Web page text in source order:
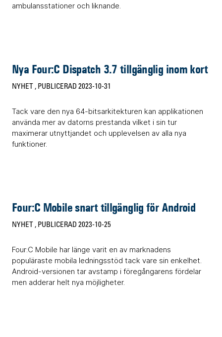
ambulansstationer och liknande.
Nya Four:C Dispatch 3.7 tillgänglig inom kort
NYHET , PUBLICERAD 2023-10-31
Tack vare den nya 64-bitsarkitekturen kan applikationen
använda mer av datorns prestanda vilket i sin tur
maximerar utnyttjandet och upplevelsen av alla nya
funktioner.
Four:C Mobile snart tillgänglig för Android
NYHET , PUBLICERAD 2023-10-25
Four:C Mobile har länge varit en av marknadens
populäraste mobila ledningsstöd tack vare sin enkelhet.
Android-versionen tar avstamp i föregångarens fördelar
men adderar helt nya möjligheter.